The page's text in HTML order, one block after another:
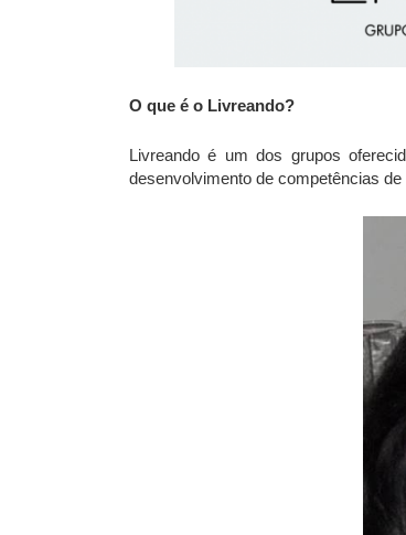
O que é o Livreando?
Livreando é um dos grupos
desenvolvimento de competências